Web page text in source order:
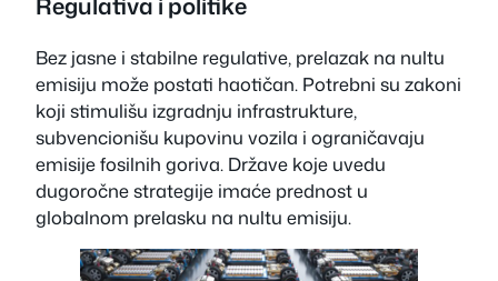
Bez jasne i stabilne regulative, prelazak na nultu
emisiju može postati haotičan. Potrebni su zakoni
koji stimulišu izgradnju infrastrukture,
subvencionišu kupovinu vozila i ograničavaju
emisije fosilnih goriva. Države koje uvedu
dugoročne strategije imaće prednost u
globalnom prelasku na nultu emisiju.